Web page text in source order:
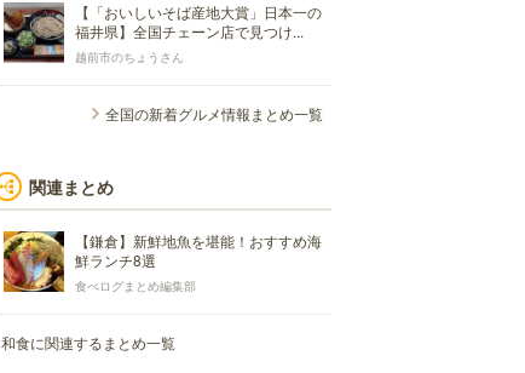
【「おいしいそば産地大賞」日本一の
福井県】全国チェーン店で見つけ...
越前市のちょうさん
全国の新着グルメ情報まとめ一覧
関連まとめ
【鎌倉】新鮮地魚を堪能！おすすめ海
鮮ランチ8選
食べログまとめ編集部
和食に関連するまとめ一覧